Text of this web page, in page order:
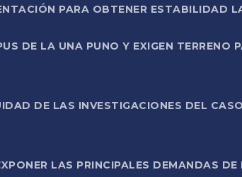
PARA OBTENER ESTABILIDAD
DE LA UNA PUNO Y EXIGEN TERRENO
DE LAS INVESTIGACIONES DEL
LAS PRINCIPALES DEMANDAS DE